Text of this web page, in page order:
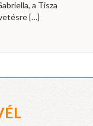
a Tisza
[…]